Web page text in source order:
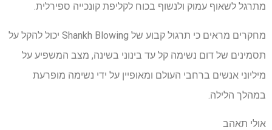
מתרגל לשאוף עמוק ולנשוף בכוח לקליפת קונכייה ספירלית.
מחקרים מראים כי תרגול קבוע של Shankh Blowing יכול להקל על
תסמינים של דום נשימה קל עד בינוני בשינה, מצב המשפיע על
מיליוני אנשים ברחבי העולם ומאופיין על ידי נשימה מופרעת
במהלך הלילה.
אולי תאהב